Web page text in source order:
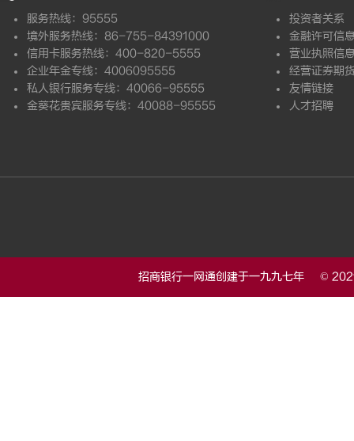
服务热线：95555
境外服务热线：86-755-84391000
信用卡服务热线：400-820-5555
企业年金专线：4006095555
私人银行服务专线：40066-95555
金葵花贵宾服务专线：40088-95555
投资者关系
金融许可信
营业执照信
经营证券期
友情链接
人才招聘
招商银行一网通创建于一九九七年 ©